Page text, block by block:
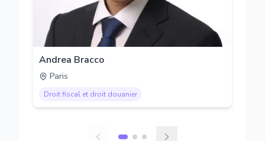
Andrea Bracco
Paris
Droit fiscal et droit douanier